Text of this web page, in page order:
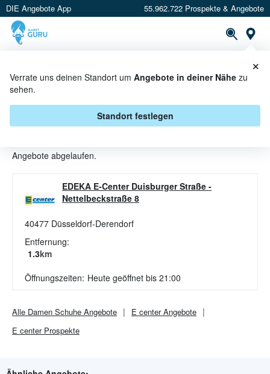
DIE Angebote App 55.962.722 Prospekte & Angebote
Verrate uns deinen Standort um Angebote in deiner Nähe zu
sehen.
Standort festlegen
×
DAMEN SCHUHE ANGEBOTE &
AKTIONEN BEI E CENTER
Angebote abgelaufen.
EDEKA E-Center Duisburger Straße -
Nettelbeckstraße 8
40477 Düsseldorf-Derendorf
Entfernung:
1.3km
Öffnungszeiten: Heute geöffnet bis 21:00
Alle Damen Schuhe Angebote E centerAngebote
E centerProspekte